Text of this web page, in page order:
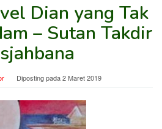
Dian yang Tak
– Sutan Takdir
Diposting pada2 Maret 2019